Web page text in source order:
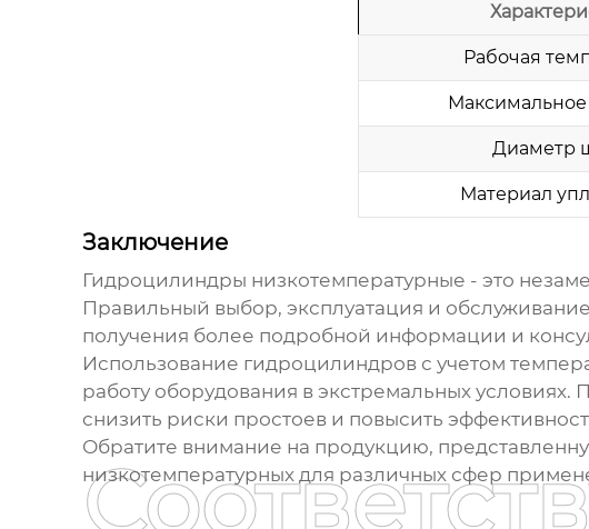
Рабочая
Диаметр
Материал
Заключение
Гидроцилиндры низкотемпературные - это
Правильный выбор, эксплуатация и
получения более подробной информации и
Использование гидроцилиндровс учетом
работу оборудования в экстремальных
снизить риски простоев и повысить
Обратите внимание на продукцию,
низкотемпературныхдля различных сфер